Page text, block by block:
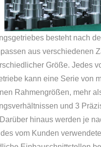
besteht nach
aus verschiedenen
Größe. Jedes
kann eine Serie von
Rahmengrößen, mehr
und 3
hinaus werden je
vom Kunden